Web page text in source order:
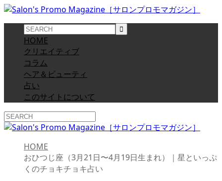
HOME
クリエイティブ
コラム
ヘア＆ビューティ
占い
このサイトについて
HOME
おひつじ座（3月21日〜4月19日生まれ）｜星といっぷ
くのチョキチョキ占い